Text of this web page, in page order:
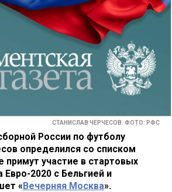
СТАНИСЛАВ ЧЕРЧЕСОВ. ФОТО: РФС
России по футболу
определился со списком
примут участие в стартовых
Евро-2020 с Бельгией и
«Вечерняя Москва».